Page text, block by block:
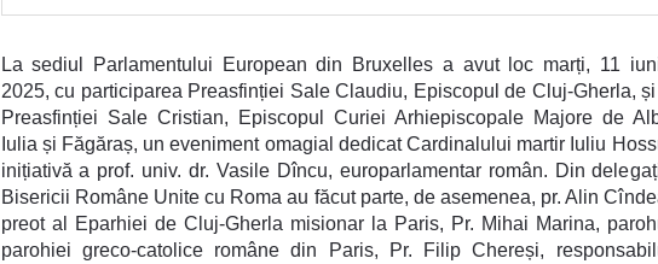
La sediul Parlamentului European din Bruxelles a avut loc marți, 11
2025, cu participarea Preasfinției Sale Claudiu, Episcopul de Cluj-Gherla,
Preasfinției Sale Cristian, Episcopul Curiei Arhiepiscopale Majore de
Iulia și Făgăraș, un eveniment omagial dedicat Cardinalului martir Iuliu
inițiativă a prof. univ. dr. Vasile Dîncu, europarlamentar român. Din
Bisericii Române Unite cu Roma au făcut parte, de asemenea, pr. Alin
preot al Eparhiei de Cluj-Gherla misionar la Paris, Pr. Mihai Marina,
parohiei greco-catolice române din Paris, Pr. Filip Chereși,